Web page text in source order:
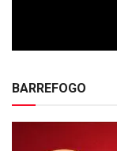
BARREFOGO